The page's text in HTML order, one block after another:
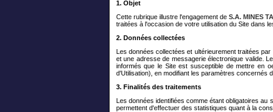
1. Objet
Cette rubrique illustre l'engagement de S.A. MINES
traitées à l'occasion de votre utilisation du Site dans
2. Données collectées
Les données collectées et ultérieurement traitées
et une adresse de messagerie électronique valide.
informés que le Site est susceptible de mettre en
d'Utilisation), en modifiant les paramètres concernés
3. Finalités des traitements
Les données identifiées comme étant obligatoires
permettent d'effectuer des statistiques quant à la